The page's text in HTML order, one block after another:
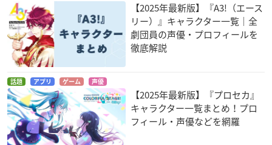
【2025年最新版】『A3!（エース
リー）』キャラクター一覧｜全
劇団員の声優・プロフィールを
徹底解説
話題 アプリ ゲーム 声優
【2025年最新版】『プロセカ』
キャラクター一覧まとめ！プロ
フィール・声優などを網羅